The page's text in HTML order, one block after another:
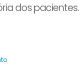
dos pacientes.